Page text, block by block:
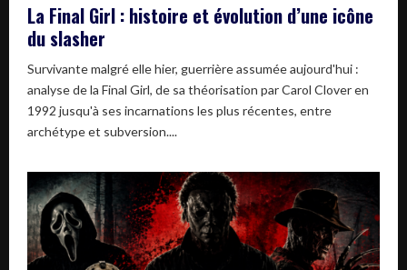
La Final Girl : histoire et évolution d’une icône
du slasher
Survivante malgré elle hier, guerrière assumée aujourd'hui :
analyse de la Final Girl, de sa théorisation par Carol Clover en
1992 jusqu'à ses incarnations les plus récentes, entre
archétype et subversion....